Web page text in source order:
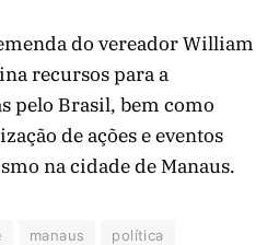
do vereador William
recursos para a
pelo Brasil, bem como
de ações e eventos
na cidade de Manaus.
manaus
política